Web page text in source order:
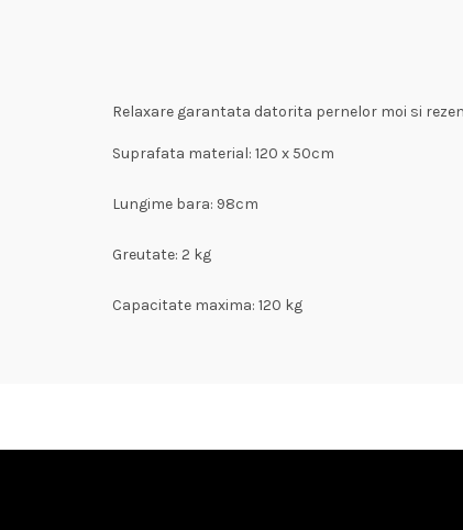
Relaxare garantata datorita pernelor moi si
Suprafata material: 120 x 50cm
Lungime bara: 98cm
Greutate: 2 kg
Capacitate maxima: 120 kg